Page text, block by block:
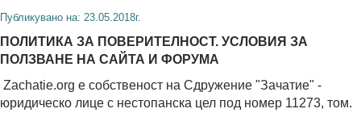
Публикувано на: 23.05.2018г.
ПОЛИТИКА ЗА ПОВЕРИТЕЛНОСТ. УСЛОВИЯ ЗА
ПОЛЗВАНЕ НА САЙТА И ФОРУМА
Zachatie.org е собственост на Сдружение "Зачатие" -
юридическо лице с нестопанска цел под номер 11273, том.